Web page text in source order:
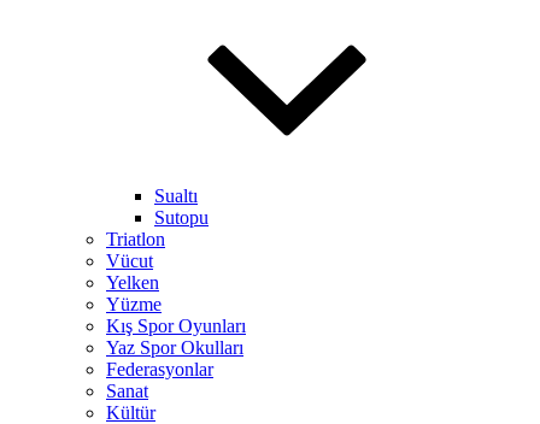
Sualtı
Sutopu
Triatlon
Vücut
Yelken
Yüzme
Kış Spor Oyunları
Yaz Spor Okulları
Federasyonlar
Sanat
Kültür